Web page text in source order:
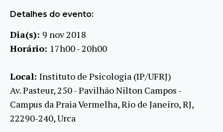
Detalhes do evento:
Dia(s): 9 nov 2018
Horário: 17h00 - 20h00
Local: Instituto de Psicologia (IP/UFRJ)
Av. Pasteur, 250 - Pavilhão Nilton Campos -
Campus da Praia Vermelha, Rio de Janeiro, RJ,
22290-240, Urca